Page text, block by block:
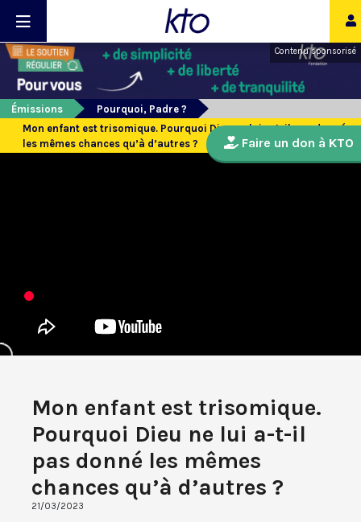
Contenu sponsorisé
Émissions
Pourquoi, Padre ?
Mon enfant est trisomique. Pourquoi Dieu ne lui a-t-il pas donné
les mêmes chances qu’à d’autres ?
Mon enfant est trisomique.
Pourquoi Dieu ne lui a-t-il
pas donné les mêmes
chances qu’à d’autres ?
21/03/2023
Faire un don à KTO